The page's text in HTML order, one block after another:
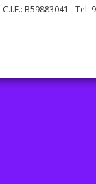
B59883041 - Tel: